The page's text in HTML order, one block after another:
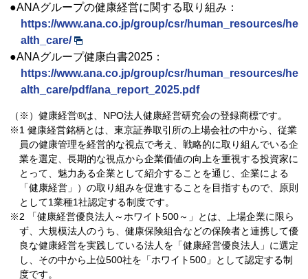
●ANAグループの健康経営に関する取り組み：
https://www.ana.co.jp/group/csr/human_resources/he
alth_care/
●ANAグループ健康白書2025：
https://www.ana.co.jp/group/csr/human_resources/he
alth_care/pdf/ana_report_2025.pdf
（※）健康経営®は、NPO法人健康経営研究会の登録商標です。
※1 健康経営銘柄とは、東京証券取引所の上場会社の中から、従業
員の健康管理を経営的な視点で考え、戦略的に取り組んでいる企
業を選定、長期的な視点から企業価値の向上を重視する投資家に
とって、魅力ある企業として紹介することを通じ、企業による
「健康経営」）の取り組みを促進することを目指すもので、原則
として1業種1社認定する制度です。
※2 「健康経営優良法人～ホワイト500～」とは、上場企業に限ら
ず、大規模法人のうち、健康保険組合などの保険者と連携して優
良な健康経営を実践している法人を「健康経営優良法人」に選定
し、その中から上位500社を「ホワイト500」として認定する制
度です。